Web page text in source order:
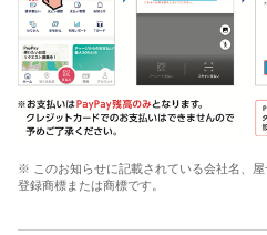
※ このお知らせに記載されている会社名、
登録商標または商標です。